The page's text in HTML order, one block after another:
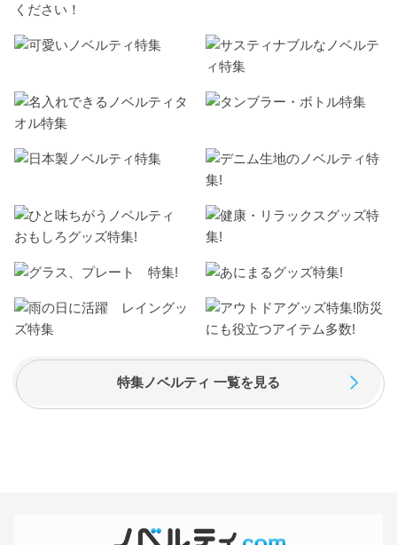
ください！
特集ノベルティ 一覧を見る